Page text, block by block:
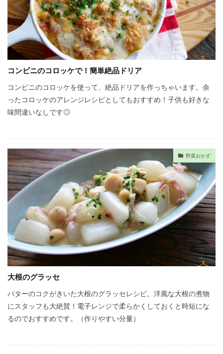
コンビニのコロッケで！簡単絶品ドリア
コンビニのコロッケを使って、絶品ドリアを作っちゃいます。余
ったコロッケのアレンジレシピとしてもおすすめ！子供も好きな
味間違いなしです◎
野菜おかず
大根のグラッセ
バターのコクがきいた大根のグラッセレシピ。洋風な大根の煮物
にスタッフも大絶賛！電子レンジで柔らかくしておくと時短にな
るのでおすすめです。（作りやすい分量）